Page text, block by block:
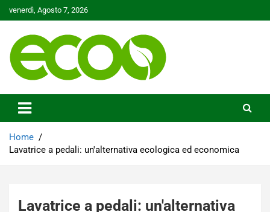
to
venerdì, Agosto 7, 2026
Ecoo.it
Home
Lavatrice a pedali: un'alternativa ecologica ed economica
Lavatrice a pedali: un'alternativa